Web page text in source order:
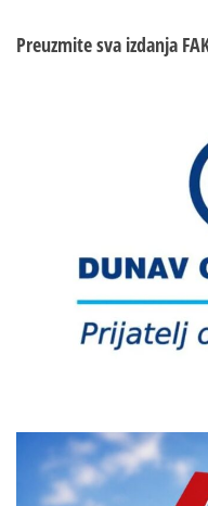
Preuzmite sva izdanja